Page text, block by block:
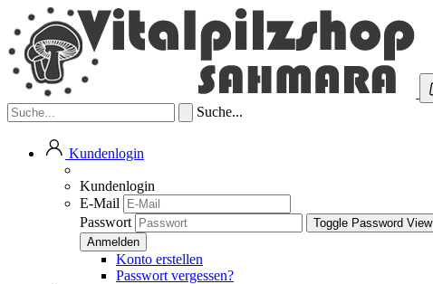
Suche...
Kundenlogin
Kundenlogin
E-Mail
Passwort
Toggle Password View
Konto erstellen
Passwort vergessen?